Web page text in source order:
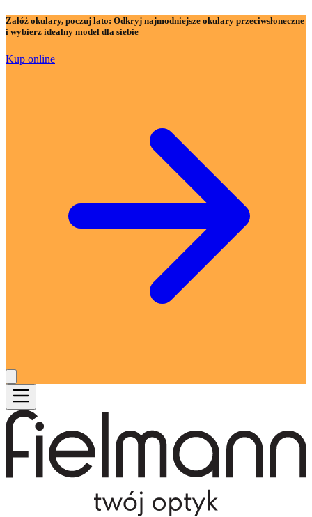
Załóż okulary, poczuj lato: Odkryj najmodniejsze okulary przeciwsłoneczne
i wybierz idealny model dla siebie
Kup online